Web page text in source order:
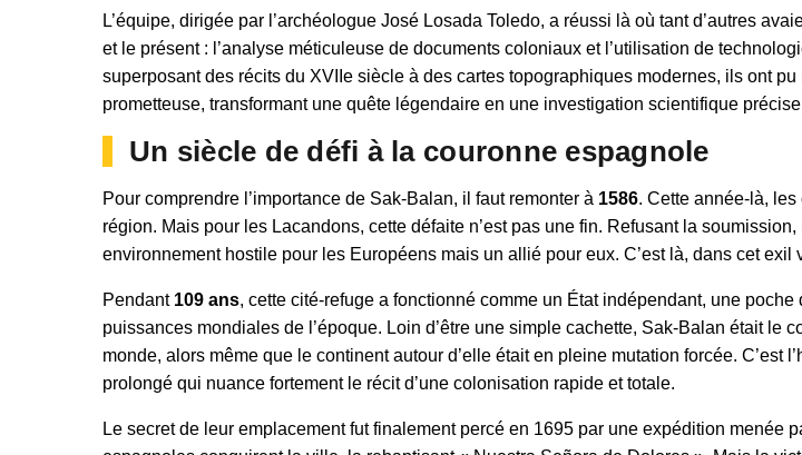
L’équipe, dirigée par l’archéologue José Losada Toledo, a réussi là où tant d’autres
et le présent : l’analyse méticuleuse de documents coloniaux et l’utilisation de
superposant des récits du XVIIe siècle à des cartes topographiques modernes, ils ont
prometteuse, transformant une quête légendaire en une investigation scientifique
Un siècle de défi à la couronne espagnole
Pour comprendre l’importance de Sak-Balan, il faut remonter à 1586. Cette année-là,
région. Mais pour les Lacandons, cette défaite n’est pas une fin. Refusant la
environnement hostile pour les Européens mais un allié pour eux. C’est là, dans cet
Pendant 109 ans, cette cité-refuge a fonctionné comme un État indépendant, une
puissances mondiales de l’époque. Loin d’être une simple cachette, Sak-Balan était
monde, alors même que le continent autour d’elle était en pleine mutation forcée. C’est
prolongé qui nuance fortement le récit d’une colonisation rapide et totale.
Le secret de leur emplacement fut finalement percé en 1695 par une expédition